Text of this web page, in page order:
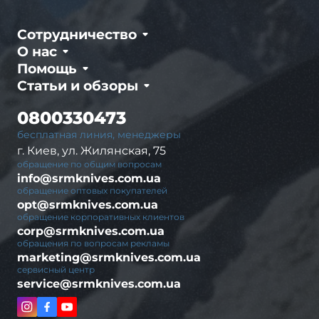
О нас
Сотрудничество
Статьи и обзоры
Помощь
бесплатная линия, менеджеры
0800330473
г. Киев, ул. Жилянская, 75
обращение по общим вопросам
info@srmknives.com.ua
обращение оптовых покупателей
opt@srmknives.com.ua
обращение корпоративных клиентов
corp@srmknives.com.ua
обращения по вопросам рекламы
marketing@srmknives.com.ua
сервисный центр
service@srmknives.com.ua